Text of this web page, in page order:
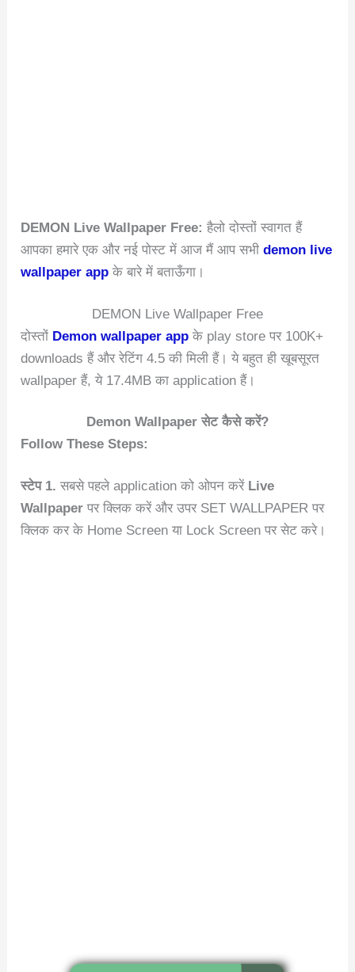
DEMON Live Wallpaper Free: हैलो दोस्तों स्वागत हैं
आपका हमारे एक और नई पोस्ट में आज मैं आप सभीdemon live
wallpaper app के बारे में बताऊँगा।
DEMON Live Wallpaper Free
दोस्तों Demon wallpaper app के play store पर 100K+
downloads हैं और रेटिंग 4.5 की मिली हैं। ये बहुत ही खूबसूरत
wallpaper हैं, ये 17.4MB का application हैं।
Demon Wallpaper सेट कैसे करें?
Follow These Steps:
स्टेप 1. सबसे पहले application को ओपन करें Live
Wallpaper पर क्लिक करें और उपर SET WALLPAPER पर
क्लिक कर के Home Screen या Lock Screen पर सेट करे।